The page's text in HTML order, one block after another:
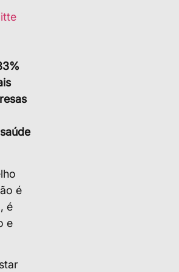
é
é
e